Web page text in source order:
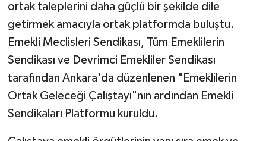
ortak taleplerini daha güçlü bir şekilde dile
getirmek amacıyla ortak platformda buluştu.
Emekli Meclisleri Sendikası, Tüm Emeklilerin
Sendikası ve Devrimci Emekliler Sendikası
tarafından Ankara'da düzenlenen "Emeklilerin
Ortak Geleceği Çalıştayı"nın ardından Emekli
Sendikaları Platformu kuruldu.
SİYASET
SPOR
YAŞAM